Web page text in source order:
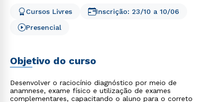
Cursos Livres
Presencial
Inscrição: 23/10 a 10/06
Objetivo do curso
Desenvolver o raciocínio diagnóstico por meio de
anamnese, exame físico e utilização de exames
complementares, capacitando o aluno para o correto